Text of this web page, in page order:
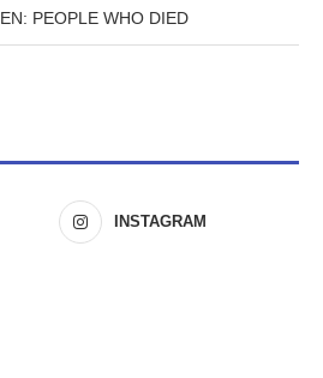
PEOPLE WHO DIED
INSTAGRAM